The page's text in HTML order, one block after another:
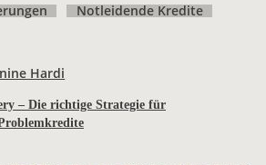
Notleidende Kredite
Hardi
– Die richtige Strategie für